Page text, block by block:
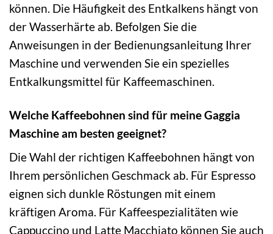
können. Die Häufigkeit des Entkalkens hängt von
der Wasserhärte ab. Befolgen Sie die
Anweisungen in der Bedienungsanleitung Ihrer
Maschine und verwenden Sie ein spezielles
Entkalkungsmittel für Kaffeemaschinen.
Welche Kaffeebohnen sind für meine Gaggia
Maschine am besten geeignet?
Die Wahl der richtigen Kaffeebohnen hängt von
Ihrem persönlichen Geschmack ab. Für Espresso
eignen sich dunkle Röstungen mit einem
kräftigen Aroma. Für Kaffeespezialitäten wie
Cappuccino und Latte Macchiato können Sie auch